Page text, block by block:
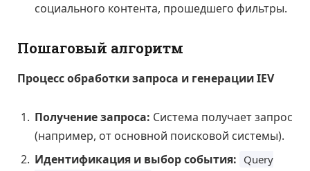
социального контента, прошедшего фильтры.
Пошаговый алгоритм
Процесс обработки запроса и генерации IEV
Получение запроса: Система получает запрос
(например, от основной поисковой системы).
Идентификация и выбор события: Query